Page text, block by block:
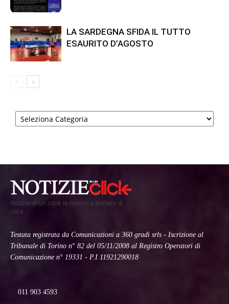
LA SARDEGNA SFIDA IL TUTTO
ESAURITO D’AGOSTO
Categorie
Notizie in un click le notizie a portata di
click
Testata registrata da Comunicazioni a 360 gradi srls - Iscrizione al
Tribunale di Torino n° 82 del 05/11/2008 al Registro Operatori di
Comunicazione n° 19331 - P.I 11921290018
011 903 4593